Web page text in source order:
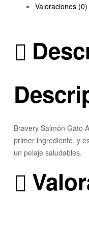
Valoraciones (0)
Bravery Salmón Gato
primer ingrediente, y
un pelaje saludables.